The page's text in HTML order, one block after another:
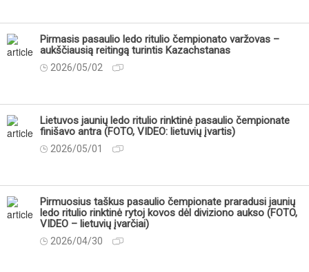
Pirmasis pasaulio ledo ritulio čempionato varžovas –
aukščiausią reitingą turintis Kazachstanas
2026/05/02
Lietuvos jaunių ledo ritulio rinktinė pasaulio čempionate
finišavo antra (FOTO, VIDEO: lietuvių įvartis)
2026/05/01
Pirmuosius taškus pasaulio čempionate praradusi jaunių
ledo ritulio rinktinė rytoj kovos dėl diviziono aukso (FOTO,
VIDEO – lietuvių įvarčiai)
2026/04/30